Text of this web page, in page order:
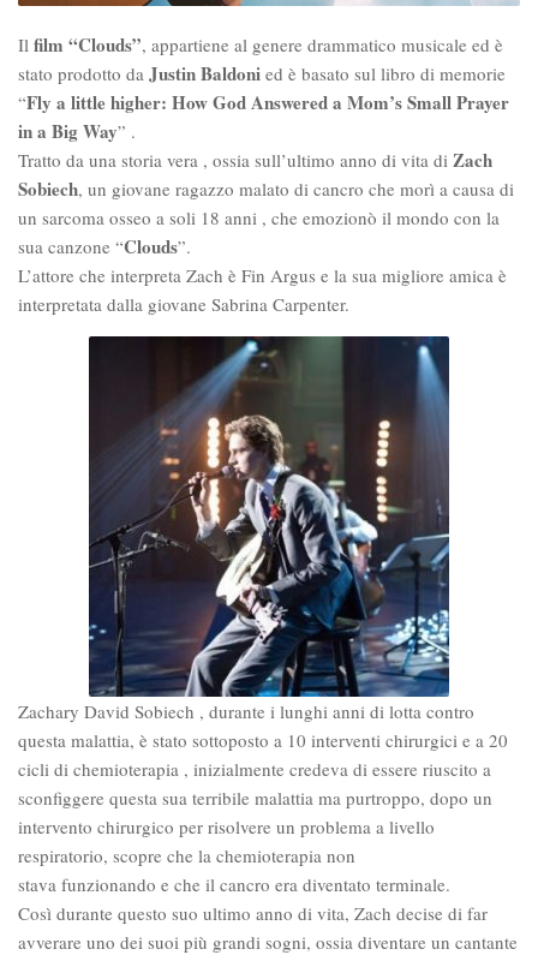
Il film “Clouds”, appartiene al genere drammatico musicale ed è
stato prodotto da Justin Baldoni ed è basato sul libro di memorie
“Fly a little higher: How God Answered a Mom’s Small Prayer
in a Big Way” .
Tratto da una storia vera , ossia sull’ultimo anno di vita di Zach
Sobiech, un giovane ragazzo malato di cancro che morì a causa di
un sarcoma osseo a soli 18 anni , che emozionò il mondo con la
sua canzone “Clouds”.
L’attore che interpreta Zach è Fin Argus e la sua migliore amica è
interpretata dalla giovane Sabrina Carpenter.
Zachary David Sobiech , durante i lunghi anni di lotta contro
questa malattia, è stato sottoposto a 10 interventi chirurgici e a 20
cicli di chemioterapia , inizialmente credeva di essere riuscito a
sconfiggere questa sua terribile malattia ma purtroppo, dopo un
intervento chirurgico per risolvere un problema a livello
respiratorio, scopre che la chemioterapia non
stava funzionando e che il cancro era diventato terminale.
Così durante questo suo ultimo anno di vita, Zach decise di far
avverare uno dei suoi più grandi sogni, ossia diventare un cantante